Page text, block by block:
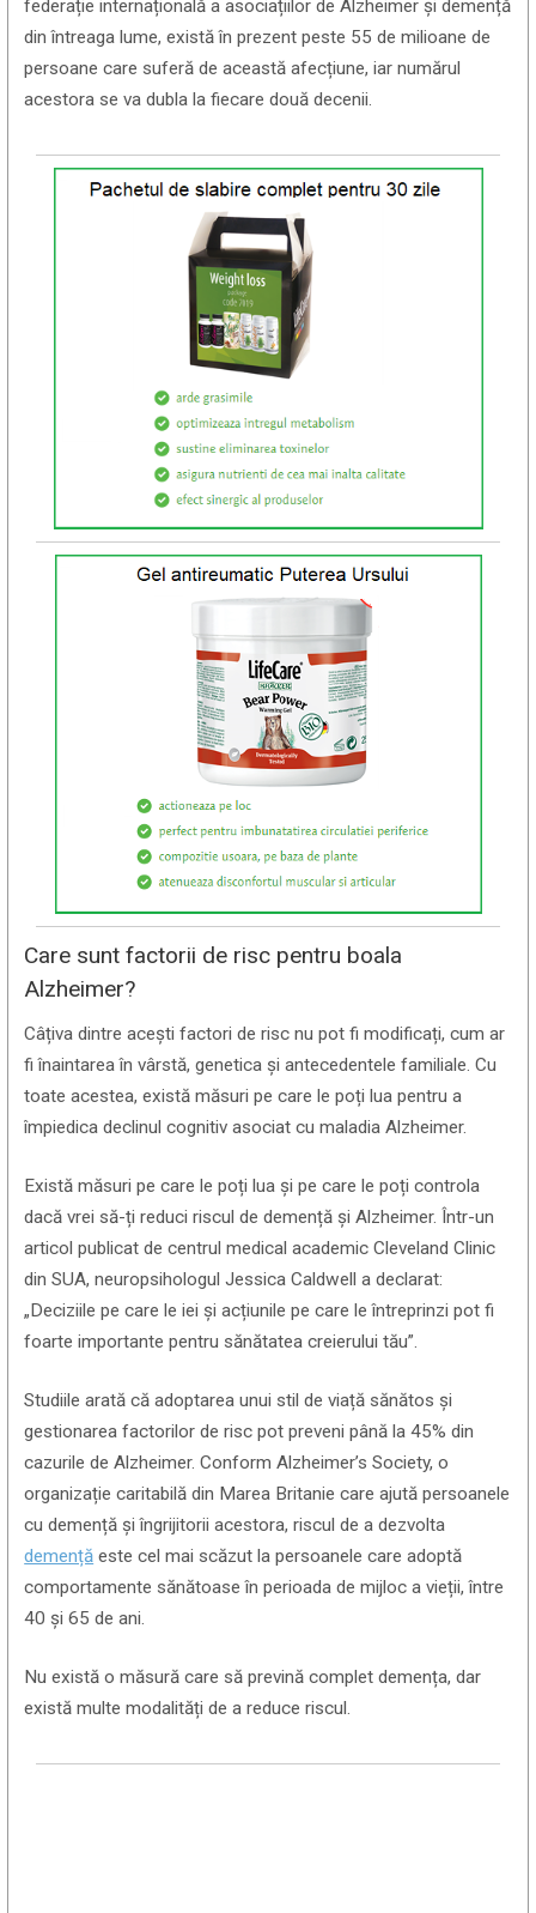
federație internațională a asociațiilor de Alzheimer și demență
din întreaga lume, există în prezent peste 55 de milioane de
persoane care suferă de această afecțiune, iar numărul
acestora se va dubla la fiecare două decenii.
Care sunt factorii de risc pentru boala
Alzheimer?
Câțiva dintre acești factori de risc nu pot fi modificați, cum ar
fi înaintarea în vârstă, genetica și antecedentele familiale. Cu
toate acestea, există măsuri pe care le poți lua pentru a
împiedica declinul cognitiv asociat cu maladia Alzheimer.
Există măsuri pe care le poți lua și pe care le poți controla
dacă vrei să-ți reduci riscul de demență și Alzheimer. Într-un
articol publicat de centrul medical academic Cleveland Clinic
din SUA, neuropsihologul Jessica Caldwell a declarat:
„Deciziile pe care le iei și acțiunile pe care le întreprinzi pot fi
foarte importante pentru sănătatea creierului tău”.
Studiile arată că adoptarea unui stil de viață sănătos și
gestionarea factorilor de risc pot preveni până la 45% din
cazurile de Alzheimer. Conform Alzheimer’s Society, o
organizație caritabilă din Marea Britanie care ajută persoanele
cu demență și îngrijitorii acestora, riscul de a dezvolta
demență este cel mai scăzut la persoanele care adoptă
comportamente sănătoase în perioada de mijloc a vieții, între
40 și 65 de ani.
Nu există o măsură care să prevină complet demența, dar
există multe modalități de a reduce riscul.